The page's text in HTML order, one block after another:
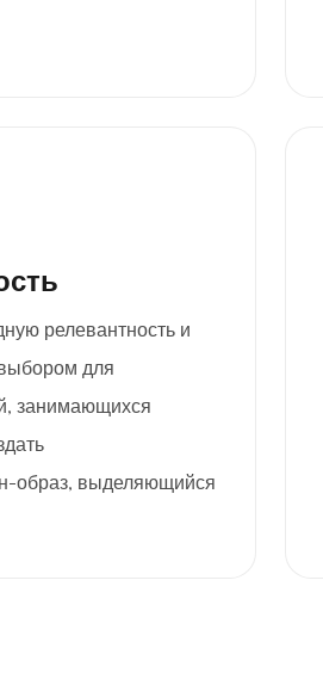
релевантность и
для
занимающихся
образ, выделяющийся